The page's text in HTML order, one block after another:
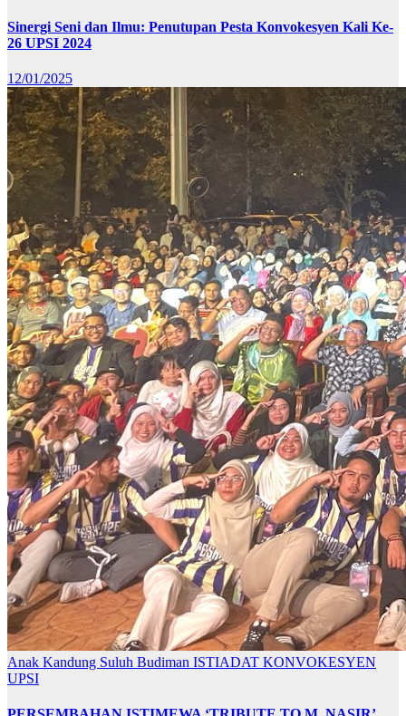
Sinergi Seni dan Ilmu: Penutupan Pesta Konvokesyen Kali Ke-
26 UPSI 2024
12/01/2025
Anak Kandung Suluh Budiman ISTIADAT KONVOKESYEN
UPSI